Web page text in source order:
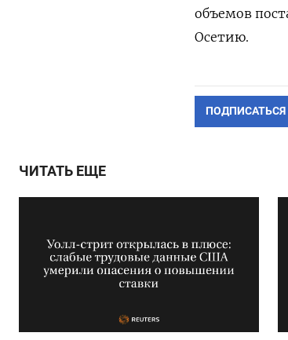
объемов
Осетию.
ПОДПИСАТЬСЯ
ЧИТАТЬ ЕЩЕ